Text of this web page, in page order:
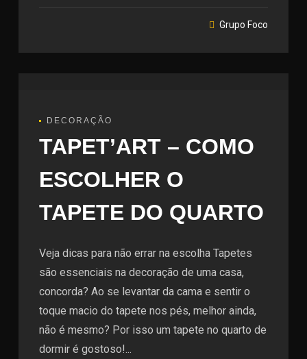
Grupo Foco
DECORAÇÃO
TAPET’ART – COMO
ESCOLHER O
TAPETE DO QUARTO
Veja dicas para não errar na escolha Tapetes
são essenciais na decoração de uma casa,
concorda? Ao se levantar da cama e sentir o
toque macio do tapete nos pés, melhor ainda,
não é mesmo? Por isso um tapete no quarto de
dormir é gostoso!...